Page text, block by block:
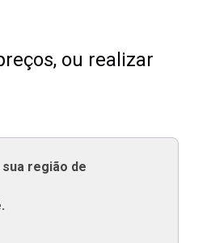
ou realizar
região de